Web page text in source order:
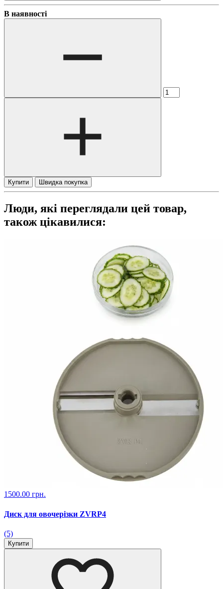
В наявності
Купити Швидка покупка
Люди, які переглядали цей товар,
також цікавилися:
1500.00 грн.
Диск для овочерізки ZVRP4
(5)
Купити